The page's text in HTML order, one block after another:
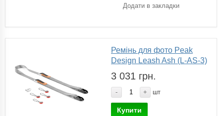
Додати в закладки
Ремінь для фото Peak
Design Leash Ash (L-AS-3)
3 031 грн.
- + шт
Купити